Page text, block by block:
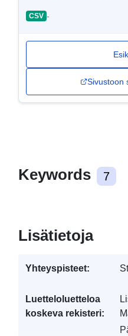
CSV -
Sivustoon
Keywords 7
Lisätietoja
Yhteyspisteet:
Luetteloluetteloa
koskeva rekisteri: